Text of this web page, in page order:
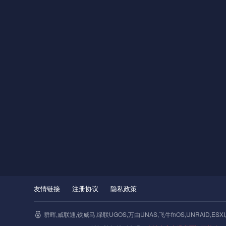
友情链接 注册协议 隐私政策
群晖,威联通,铁威马,绿联UGOS,万由UNAS,飞牛